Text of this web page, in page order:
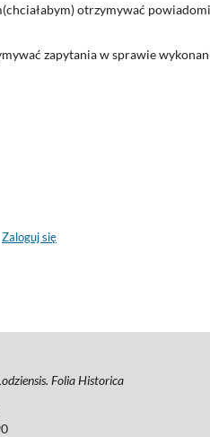
otrzymywać
zapytania w sprawie
Zaloguj się
Folia Historica